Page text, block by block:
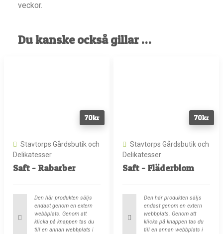
veckor.
Du kanske också gillar …
70kr
Stavtorps Gårdsbutik och
Delikatesser
Saft - Rabarber
Den här produkten säljs
endast genom en extern
webbplats. Genom att
klicka på knappen tas du
till en annan webbplats i
70kr
Stavtorps Gårdsbutik och
Delikatesser
Saft - Fläderblom
Den här produkten säljs
endast genom en extern
webbplats. Genom att
klicka på knappen tas du
till en annan webbplats i